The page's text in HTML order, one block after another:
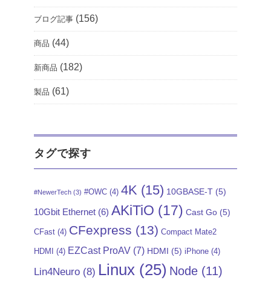
ブログ記事 (156)
商品 (44)
新商品 (182)
製品 (61)
タグで探す
#NewerTech (3) #OWC (4) 4K (15) 10GBASE-T (5)
10Gbit Ethernet (6) AKiTiO (17) Cast Go (5)
CFast (4) CFexpress (13) Compact Mate2
HDMI (4) EZCast ProAV (7) HDMI (5) iPhone (4)
Lin4Neuro (8) Linux (25) Node (11)